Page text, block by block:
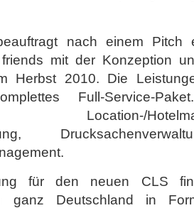
nach einem Pitch
mit der Konzeption
Herbst 2010. Die
Full-Service-
Location-/
für den neuen CLS
ganz Deutschland in